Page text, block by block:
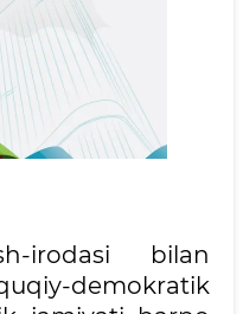
irodasi bilan
demokratik